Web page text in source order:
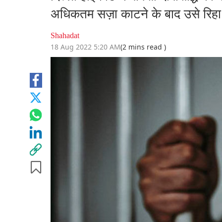
अधिकतम सज़ा काटने के बाद उसे रिहा
Shahadat
18 Aug 2022 5:20 AM(2 mins read )